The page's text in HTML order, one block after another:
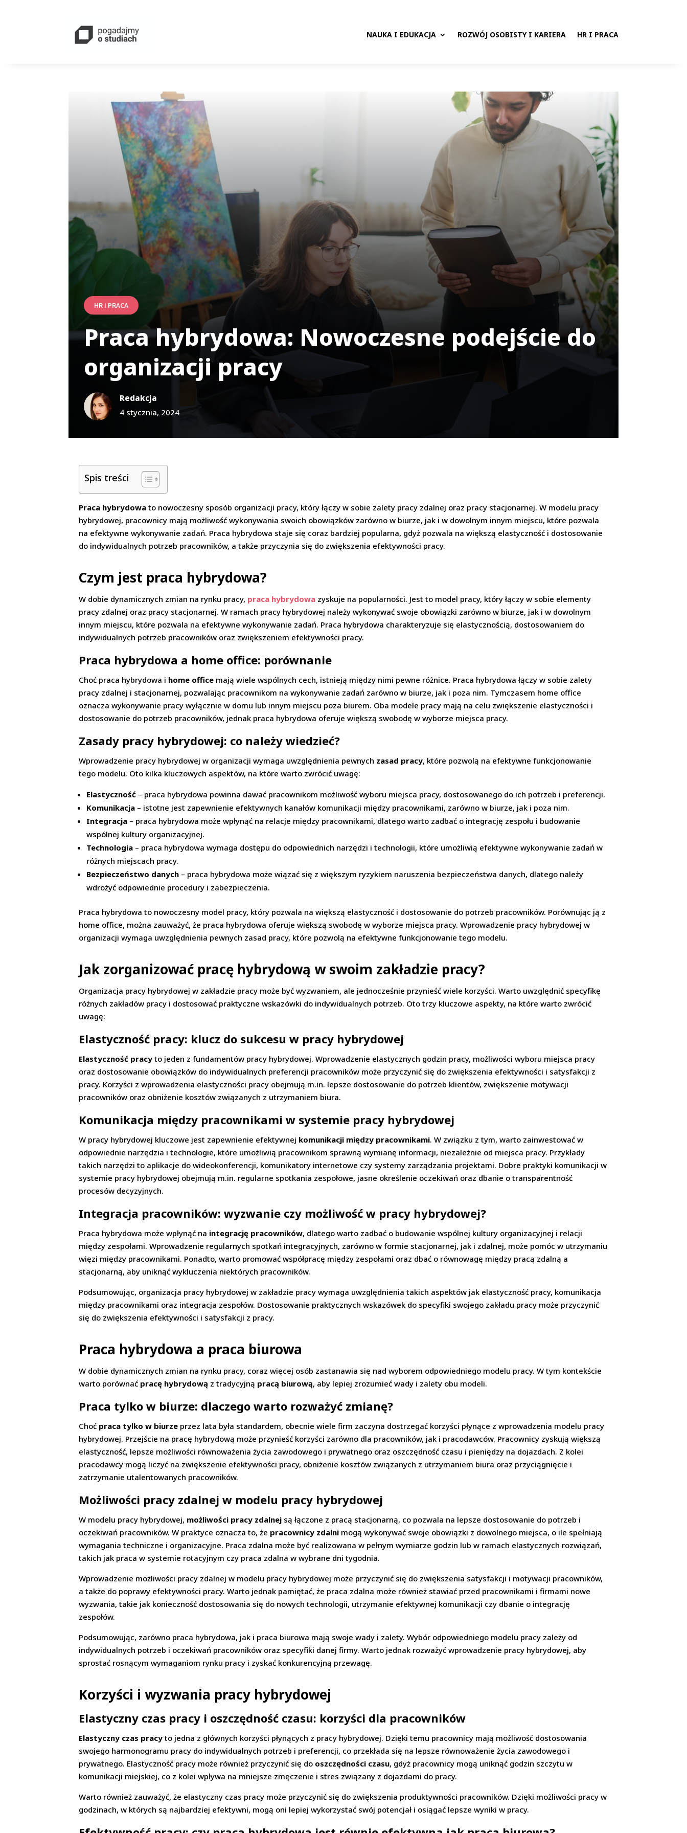
NAUKA I EDUKACJA ROZWÓJ OSOBISTY I KARIERA HR I PRACA
HR I PRACA
Praca hybrydowa: Nowoczesne podejście do
organizacji pracy
Redakcja
4 stycznia, 2024
Spis treści
Praca hybrydowa to nowoczesny sposób organizacji pracy, który łączy w sobie zalety pracy zdalnej oraz pracy stacjonarnej. W modelu pracy
hybrydowej, pracownicy mają możliwość wykonywania swoich obowiązków zarówno w biurze, jak i w dowolnym innym miejscu, które pozwala
na efektywne wykonywanie zadań. Praca hybrydowa staje się coraz bardziej popularna, gdyż pozwala na większą elastyczność i dostosowanie
do indywidualnych potrzeb pracowników, a także przyczynia się do zwiększenia efektywności pracy.
Czym jest praca hybrydowa?
W dobie dynamicznych zmian na rynku pracy, praca hybrydowa zyskuje na popularności. Jest to model pracy, który łączy w sobie elementy
pracy zdalnej oraz pracy stacjonarnej. W ramach pracy hybrydowej należy wykonywać swoje obowiązki zarówno w biurze, jak i w dowolnym
innym miejscu, które pozwala na efektywne wykonywanie zadań. Praca hybrydowa charakteryzuje się elastycznością, dostosowaniem do
indywidualnych potrzeb pracowników oraz zwiększeniem efektywności pracy.
Praca hybrydowa a home office: porównanie
Choć praca hybrydowa i home office mają wiele wspólnych cech, istnieją między nimi pewne różnice. Praca hybrydowa łączy w sobie zalety
pracy zdalnej i stacjonarnej, pozwalając pracownikom na wykonywanie zadań zarówno w biurze, jak i poza nim. Tymczasem home office
oznacza wykonywanie pracy wyłącznie w domu lub innym miejscu poza biurem. Oba modele pracy mają na celu zwiększenie elastyczności i
dostosowanie do potrzeb pracowników, jednak praca hybrydowa oferuje większą swobodę w wyborze miejsca pracy.
Zasady pracy hybrydowej: co należy wiedzieć?
Wprowadzenie pracy hybrydowej w organizacji wymaga uwzględnienia pewnych zasad pracy, które pozwolą na efektywne funkcjonowanie
tego modelu. Oto kilka kluczowych aspektów, na które warto zwrócić uwagę:
Elastyczność – praca hybrydowa powinna dawać pracownikom możliwość wyboru miejsca pracy, dostosowanego do ich potrzeb i preferencji.
Komunikacja – istotne jest zapewnienie efektywnych kanałów komunikacji między pracownikami, zarówno w biurze, jak i poza nim.
Integracja – praca hybrydowa może wpłynąć na relacje między pracownikami, dlatego warto zadbać o integrację zespołu i budowanie
wspólnej kultury organizacyjnej.
Technologia – praca hybrydowa wymaga dostępu do odpowiednich narzędzi i technologii, które umożliwią efektywne wykonywanie zadań w
różnych miejscach pracy.
Bezpieczeństwo danych – praca hybrydowa może wiązać się z większym ryzykiem naruszenia bezpieczeństwa danych, dlatego należy
wdrożyć odpowiednie procedury i zabezpieczenia.
Praca hybrydowa to nowoczesny model pracy, który pozwala na większą elastyczność i dostosowanie do potrzeb pracowników. Porównując ją z
home office, można zauważyć, że praca hybrydowa oferuje większą swobodę w wyborze miejsca pracy. Wprowadzenie pracy hybrydowej w
organizacji wymaga uwzględnienia pewnych zasad pracy, które pozwolą na efektywne funkcjonowanie tego modelu.
Jak zorganizować pracę hybrydową w swoim zakładzie pracy?
Organizacja pracy hybrydowej w zakładzie pracy może być wyzwaniem, ale jednocześnie przynieść wiele korzyści. Warto uwzględnić specyfikę
różnych zakładów pracy i dostosować praktyczne wskazówki do indywidualnych potrzeb. Oto trzy kluczowe aspekty, na które warto zwrócić
uwagę:
Elastyczność pracy: klucz do sukcesu w pracy hybrydowej
Elastyczność pracy to jeden z fundamentów pracy hybrydowej. Wprowadzenie elastycznych godzin pracy, możliwości wyboru miejsca pracy
oraz dostosowanie obowiązków do indywidualnych preferencji pracowników może przyczynić się do zwiększenia efektywności i satysfakcji z
pracy. Korzyści z wprowadzenia elastyczności pracy obejmują m.in. lepsze dostosowanie do potrzeb klientów, zwiększenie motywacji
pracowników oraz obniżenie kosztów związanych z utrzymaniem biura.
Komunikacja między pracownikami w systemie pracy hybrydowej
W pracy hybrydowej kluczowe jest zapewnienie efektywnej komunikacji między pracownikami. W związku z tym, warto zainwestować w
odpowiednie narzędzia i technologie, które umożliwią pracownikom sprawną wymianę informacji, niezależnie od miejsca pracy. Przykłady
takich narzędzi to aplikacje do wideokonferencji, komunikatory internetowe czy systemy zarządzania projektami. Dobre praktyki komunikacji w
systemie pracy hybrydowej obejmują m.in. regularne spotkania zespołowe, jasne określenie oczekiwań oraz dbanie o transparentność
procesów decyzyjnych.
Integracja pracowników: wyzwanie czy możliwość w pracy hybrydowej?
Praca hybrydowa może wpłynąć na integrację pracowników, dlatego warto zadbać o budowanie wspólnej kultury organizacyjnej i relacji
między zespołami. Wprowadzenie regularnych spotkań integracyjnych, zarówno w formie stacjonarnej, jak i zdalnej, może pomóc w utrzymaniu
więzi między pracownikami. Ponadto, warto promować współpracę między zespołami oraz dbać o równowagę między pracą zdalną a
stacjonarną, aby uniknąć wykluczenia niektórych pracowników.
Podsumowując, organizacja pracy hybrydowej w zakładzie pracy wymaga uwzględnienia takich aspektów jak elastyczność pracy, komunikacja
między pracownikami oraz integracja zespołów. Dostosowanie praktycznych wskazówek do specyfiki swojego zakładu pracy może przyczynić
się do zwiększenia efektywności i satysfakcji z pracy.
Praca hybrydowa a praca biurowa
W dobie dynamicznych zmian na rynku pracy, coraz więcej osób zastanawia się nad wyborem odpowiedniego modelu pracy. W tym kontekście
warto porównać pracę hybrydową z tradycyjną pracą biurową, aby lepiej zrozumieć wady i zalety obu modeli.
Praca tylko w biurze: dlaczego warto rozważyć zmianę?
Choć praca tylko w biurze przez lata była standardem, obecnie wiele firm zaczyna dostrzegać korzyści płynące z wprowadzenia modelu pracy
hybrydowej. Przejście na pracę hybrydową może przynieść korzyści zarówno dla pracowników, jak i pracodawców. Pracownicy zyskują większą
elastyczność, lepsze możliwości równoważenia życia zawodowego i prywatnego oraz oszczędność czasu i pieniędzy na dojazdach. Z kolei
pracodawcy mogą liczyć na zwiększenie efektywności pracy, obniżenie kosztów związanych z utrzymaniem biura oraz przyciągnięcie i
zatrzymanie utalentowanych pracowników.
Możliwości pracy zdalnej w modelu pracy hybrydowej
W modelu pracy hybrydowej, możliwości pracy zdalnej są łączone z pracą stacjonarną, co pozwala na lepsze dostosowanie do potrzeb i
oczekiwań pracowników. W praktyce oznacza to, że pracownicy zdalni mogą wykonywać swoje obowiązki z dowolnego miejsca, o ile spełniają
wymagania techniczne i organizacyjne. Praca zdalna może być realizowana w pełnym wymiarze godzin lub w ramach elastycznych rozwiązań,
takich jak praca w systemie rotacyjnym czy praca zdalna w wybrane dni tygodnia.
Wprowadzenie możliwości pracy zdalnej w modelu pracy hybrydowej może przyczynić się do zwiększenia satysfakcji i motywacji pracowników,
a także do poprawy efektywności pracy. Warto jednak pamiętać, że praca zdalna może również stawiać przed pracownikami i firmami nowe
wyzwania, takie jak konieczność dostosowania się do nowych technologii, utrzymanie efektywnej komunikacji czy dbanie o integrację
zespołów.
Podsumowując, zarówno praca hybrydowa, jak i praca biurowa mają swoje wady i zalety. Wybór odpowiedniego modelu pracy zależy od
indywidualnych potrzeb i oczekiwań pracowników oraz specyfiki danej firmy. Warto jednak rozważyć wprowadzenie pracy hybrydowej, aby
sprostać rosnącym wymaganiom rynku pracy i zyskać konkurencyjną przewagę.
Korzyści i wyzwania pracy hybrydowej
Elastyczny czas pracy i oszczędność czasu: korzyści dla pracowników
Elastyczny czas pracy to jedna z głównych korzyści płynących z pracy hybrydowej. Dzięki temu pracownicy mają możliwość dostosowania
swojego harmonogramu pracy do indywidualnych potrzeb i preferencji, co przekłada się na lepsze równoważenie życia zawodowego i
prywatnego. Elastyczność pracy może również przyczynić się do oszczędności czasu, gdyż pracownicy mogą uniknąć godzin szczytu w
komunikacji miejskiej, co z kolei wpływa na mniejsze zmęczenie i stres związany z dojazdami do pracy.
Warto również zauważyć, że elastyczny czas pracy może przyczynić się do zwiększenia produktywności pracowników. Dzięki możliwości pracy w
godzinach, w których są najbardziej efektywni, mogą oni lepiej wykorzystać swój potencjał i osiągać lepsze wyniki w pracy.